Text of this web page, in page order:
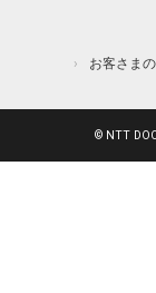
お客さま
© NTT